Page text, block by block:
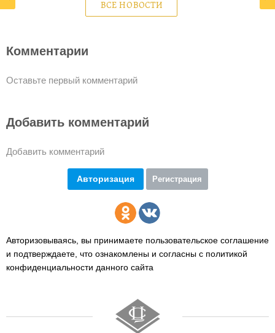
ВСЕ НОВОСТИ
Комментарии
Оставьте первый комментарий
Добавить комментарий
Добавить комментарий
Авторизация Регистрация
Авторизовываясь, вы принимаете пользовательское соглашение
и подтверждаете, что ознакомлены и согласны с политикой
конфиденциальности данного сайта